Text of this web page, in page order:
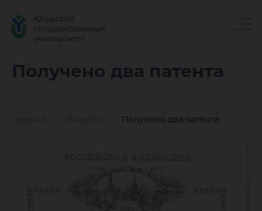
Получено два патента
Получено два патента